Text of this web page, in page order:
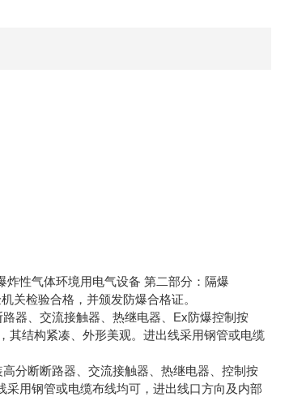
炸性气体环境用电气设备 第二部分：隔爆
关检验合格，并颁发防爆合格证。
器、交流接触器、热继电器、Ex防爆控制按
其结构紧凑、外形美观。进出线采用钢管或电缆
分断断路器、交流接触器、热继电器、控制按
用钢管或电缆布线均可，进出线口方向及内部